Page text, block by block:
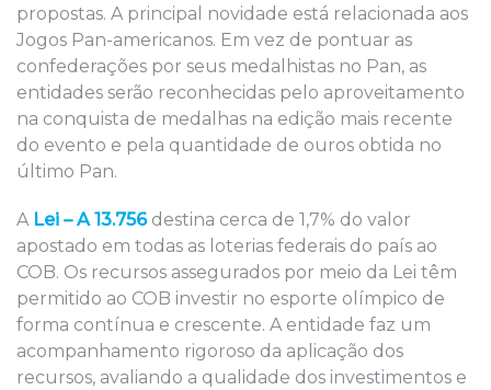
propostas. A principal novidade está relacionada aos
Jogos Pan-americanos. Em vez de pontuar as
confederações por seus medalhistas no Pan, as
entidades serão reconhecidas pelo aproveitamento
na conquista de medalhas na edição mais recente
do evento e pela quantidade de ouros obtida no
último Pan.
A Lei – A 13.756destina cerca de 1,7% do valor
apostado em todas as loterias federais do país ao
COB. Os recursos assegurados por meio da Lei têm
permitido ao COB investir no esporte olímpico de
forma contínua e crescente. A entidade faz um
acompanhamento rigoroso da aplicação dos
recursos, avaliando a qualidade dos investimentos e